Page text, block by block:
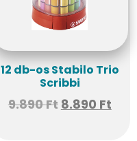
12 db-os Stabilo Trio
Scribbi
9.890Ft 8.890 Ft